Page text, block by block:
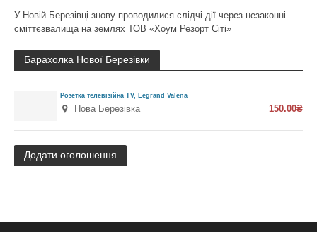
У Новій Березівці знову проводилися слідчі дії через незаконні
сміттєзвалища на землях ТОВ «Хоум Резорт Сіті»
Барахолка Нової Березівки
Розетка телевізійна TV, Legrand Valena
Нова Березівка 150.00₴
Додати оголошення